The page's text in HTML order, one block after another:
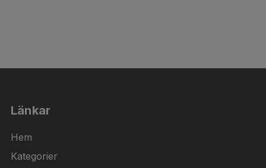
Länkar
Hem
Kategorier